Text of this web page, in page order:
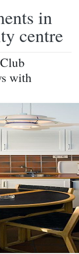
in
centre
with